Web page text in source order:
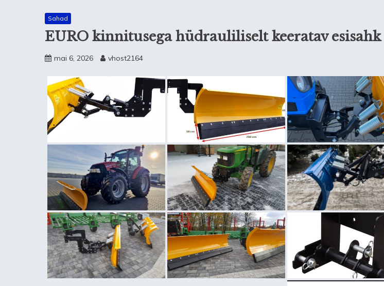
Sahad
EURO kinnitusega hüdrauliliselt keeratav esisahk
mai 6, 2026 vhost2164